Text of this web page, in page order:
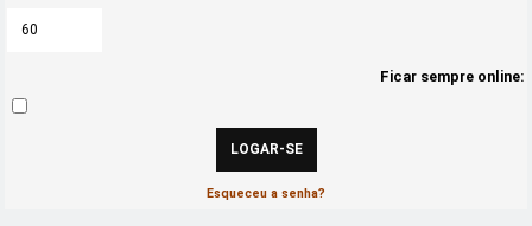
Ficar sempre online:
Esqueceu a senha?